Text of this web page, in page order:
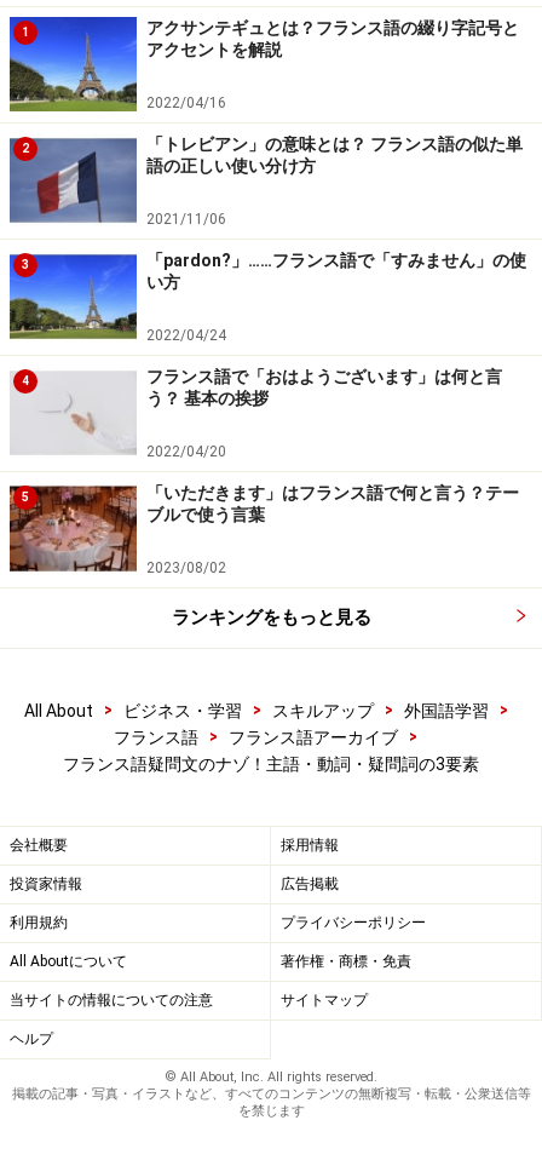
どの表現がくるかわからないため、自分の教科書に出て
きたり、聞き慣れている表現でない場合確実に返答に迷
います。また、口語では「疑問詞＋主語＋動詞」の語順
も見受けられるのでなかなか大変です。
さらに、この表現の前後に習うことが多い
allez-vous ?（コマンタレ ヴ／お元気ですか？）の問
いと混同してしまう方もかなりの数にのぼります。答え
られないと、「私はこんなこともわからないのか…」と
がっかりしてしまいがちですが、実は何度も応答練習が
必要なのがこの表現なのです。
必要な表現とパターンを覚えて、国籍の質
問にバッチリ対応！
どのパターンの疑問文でも答えられる？
それでは、国籍に関する問いについてみてみましょう。
籍も含めてjaponais（ジャポネ/日本人男性）/
（ジャポネーズ/日本人女性）、chinois
ワ/中国人男性）/chinoise
（シノワーズ/中国人女性）、
ヌ/韓国人女性）の３カ国を押さえてください。
次に疑問文を作っていきますが、「あなたは～です」と
いう表現は、フランス語ではvous êtes～（ヴゼット）
を使いますが、疑問文になると前ページの例のようにや
はり３つのパターンが出てくる可能性があります。
疑問詞のない疑問文の作り方
1
アクサンテギュとは？フランス語の綴り字記号と
アクセントを解説
2022/04/16
2
「トレビアン」の意味とは？ フランス語の似た単
語の正しい使い分け方
2021/11/06
3
「pardon?」……フランス語で「すみません」の使
い方
2022/04/24
4
フランス語で「おはようございます」は何と言
う？ 基本の挨拶
2022/04/20
5
「いただきます」はフランス語で何と言う？テー
ブルで使う言葉
2023/08/02
ランキングをもっと見る
All About > ビジネス・学習 > スキルアップ > 外国語学習
>
フランス語
> フランス語アーカイブ
>
フランス語疑問文のナゾ！主語・動詞・疑問詞の3要素
会社概要 採用情報
投資家情報 広告掲載
利用規約 プライバシーポリシー
All Aboutについて 著作権・商標・免責
当サイトの情報についての注意 サイトマップ
ヘルプ
© All About, Inc. All rights reserved.
掲載の記事・写真・イラストなど、すべてのコンテンツの無断複写・転載・公衆送信等
を禁じます